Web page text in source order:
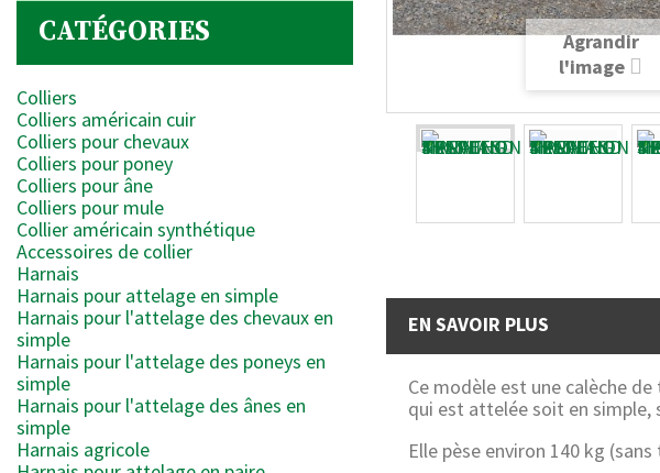
CATÉGORIES
Colliers
Colliers américain cuir
Colliers pour chevaux
Colliers pour poney
Colliers pour âne
Colliers pour mule
Collier américain synthétique
Accessoires de collier
Harnais
Harnais pour attelage en simple
Harnais pour l'attelage des chevaux en
simple
Harnais pour l'attelage des poneys en
simple
Harnais pour l'attelage des ânes en
simple
Harnais agricole
Agrandir
l'image
EN SAVOIR PLUS
Ce modèle est une calèche de
qui est attelée soit en simple,
Elle pèse environ 140 kg